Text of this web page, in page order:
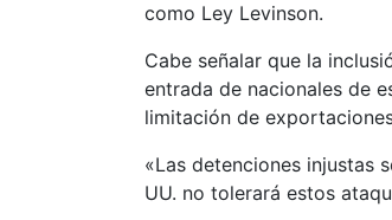
como Ley Levinson.
Cabe señalar que la
entrada de nacionales de
limitación de
«Las detenciones injustas
UU. no tolerará estos